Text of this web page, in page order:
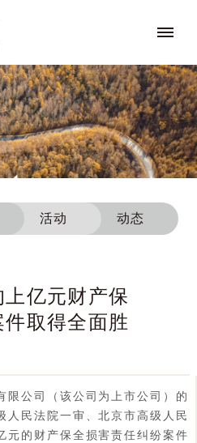
活动 动态
亿元财产保
取得全面胜
限公司（该公司为上市公司）的
人民法院一审、北京市高级人民
元的财产保全损害责任纠纷案件